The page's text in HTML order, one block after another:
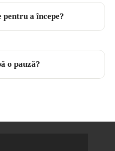
pentru a începe?
o pauză?